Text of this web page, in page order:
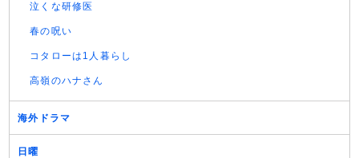
泣くな研修医
春の呪い
コタローは1人暮らし
高嶺のハナさん
海外ドラマ
日曜